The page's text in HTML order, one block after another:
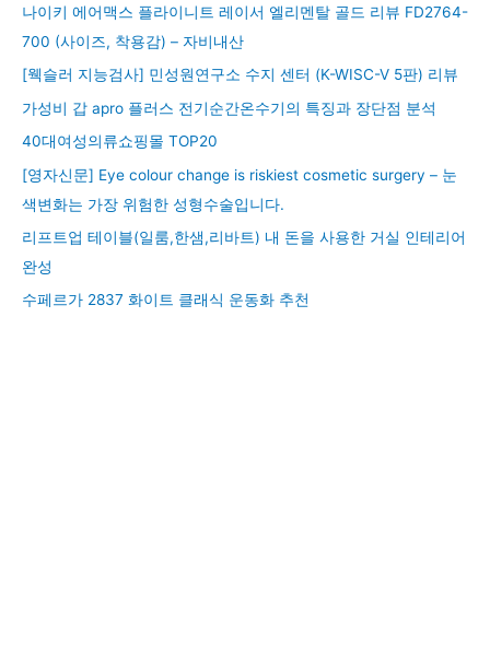
나이키 에어맥스 플라이니트 레이서 엘리멘탈 골드 리뷰 FD2764-
700 (사이즈, 착용감) – 자비내산
[웩슬러 지능검사] 민성원연구소 수지 센터 (K-WISC-V 5판) 리뷰
가성비 갑 apro 플러스 전기순간온수기의 특징과 장단점 분석
40대여성의류쇼핑몰 TOP20
[영자신문] Eye colour change is riskiest cosmetic surgery – 눈
색변화는 가장 위험한 성형수술입니다.
리프트업 테이블(일룸,한샘,리바트) 내 돈을 사용한 거실 인테리어
완성
수페르가 2837 화이트 클래식 운동화 추천